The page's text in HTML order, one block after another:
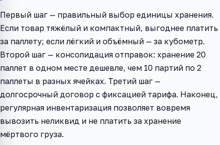
Первый шаг — правильный выбор единицы хранения.
Если товар тяжёлый и компактный, выгоднее платить
за паллету; если лёгкий и объёмный — за кубометр.
Второй шаг — консолидация отправок: хранение 20
паллет в одном месте дешевле, чем 10 партий по 2
паллеты в разных ячейках. Третий шаг —
долгосрочный договор с фиксацией тарифа. Наконец,
регулярная инвентаризация позволяет вовремя
вывозить неликвид и не платить за хранение
мёртвого груза.